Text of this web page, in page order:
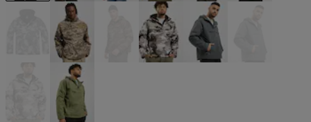
schwarzblau camouflagecamouflagecamouflage
camouflagecamouflage